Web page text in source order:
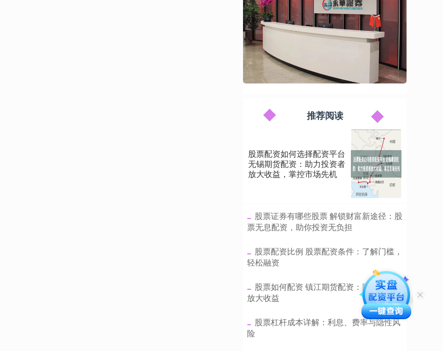
推荐阅读
股票配资如何选择配资平台
无锡期货配资：助力投资者
放大收益，掌控市场先机
​股票证券有哪些股票 解锁财富新途径：股
票无息配资，助你投资无负担
​股票配资比例 股票配资条件：了解门槛，
轻松融资
​股票如何配资 镇江期货配资：助力投资者
放大收益
​股票杠杆成本详解：利息、费率与隐性风
险